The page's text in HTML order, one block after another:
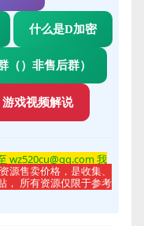
什么是D加密
（）非售后群）
游戏视频解说
wz520cu@qq.com 我
源售卖价格，是收集、
， 所有资源仅限于参考